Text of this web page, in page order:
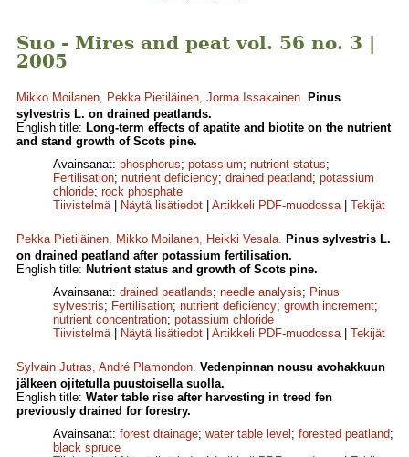
Suo - Mires and peat vol. 56 no. 3 |
2005
Mikko Moilanen, Pekka Pietiläinen, Jorma Issakainen. Pinus
sylvestris L. on drained peatlands.
English title: Long-term effects of apatite and biotite on the nutrient
and stand growth of Scots pine.
Avainsanat: phosphorus; potassium; nutrient status;
Fertilisation; nutrient deficiency; drained peatland; potassium
chloride; rock phosphate
Tiivistelmä| Näytä lisätiedot Artikkeli PDF-muodossa| Tekijät
Pekka Pietiläinen, Mikko Moilanen, Heikki Vesala. Pinus sylvestris L.
on drained peatland after potassium fertilisation.
English title: Nutrient status and growth of Scots pine.
Avainsanat: drained peatlands; needle analysis; Pinus
sylvestris; Fertilisation; nutrient deficiency; growth increment;
nutrient concentration; potassium chloride
Tiivistelmä| Näytä lisätiedot Artikkeli PDF-muodossa| Tekijät
Sylvain Jutras, André Plamondon. Vedenpinnan nousu avohakkuun
jälkeen ojitetulla puustoisella suolla.
English title: Water table rise after harvesting in treed fen
previously drained for forestry.
Avainsanat: forest drainage; water table level ; forested peatland;
black spruce